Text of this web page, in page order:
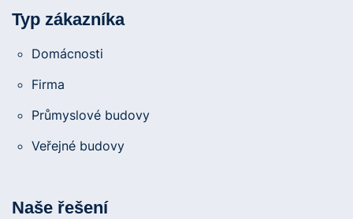
Typ zákazníka
Domácnosti
Firma
Průmyslové budovy
Veřejné budovy
Naše řešení